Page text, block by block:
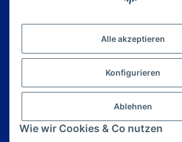
Alle akzeptieren
Konfigurieren
Ablehnen
Wie wir Cookies & Co nutzen
Newsletter
Bitte senden Sie mir
Datenschutzerklärungregelmäßig
widerruflich Informationen zu